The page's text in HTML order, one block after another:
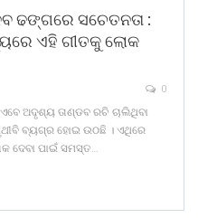
ଢଙ୍ଗରେ ସଚେତନତା :
ଏହି ଗୀତକୁ ଲୋକ
0
ଏବେ ଅଦୃଶ୍ୟ ତାଣ୍ଡବ ରଚି ଚାଲିଥିବା
ବ୍ୟଗ୍ର ହୋଇ ଉଠଛି । ଏଥିରେ
ଦେବା ପାଇଁ ସମସ୍ତ…